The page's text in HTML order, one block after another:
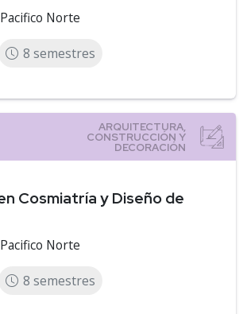
Norte
8 semestres
Cosmiatría y Diseño de
Norte
8 semestres